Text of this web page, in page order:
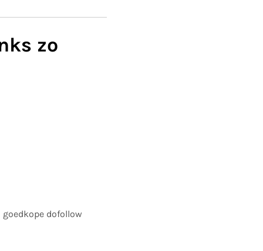
zo
dofollow